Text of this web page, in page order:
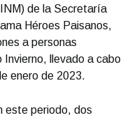
de la Secretaría
Héroes Paisanos,
a personas
Invierno, llevado a cabo
enero de 2023.
este periodo, dos